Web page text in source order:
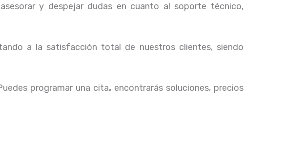
y despejar dudas en cuanto al soporte técnico,
a la satisfacción total de nuestros clientes, siendo
programar una cita, encontrarás soluciones, precios